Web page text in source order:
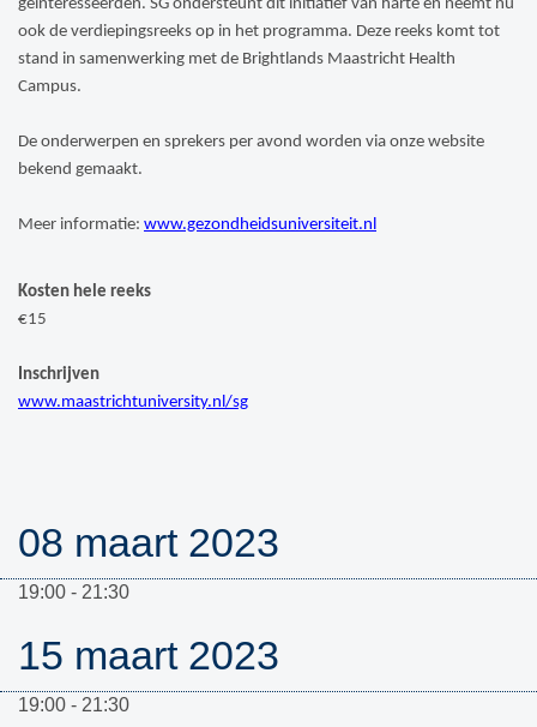
geïnteresseerden. SG ondersteunt dit initiatief van harte en neemt nu
ook de verdiepingsreeks op in het programma. Deze reeks komt tot
stand in samenwerking met de Brightlands Maastricht Health
Campus.
De onderwerpen en sprekers per avond worden via onze website
bekend gemaakt.
Meer informatie: www.gezondheidsuniversiteit.nl
Kosten hele reeks
€15
Inschrijven
www.maastrichtuniversity.nl/sg
08 maart 2023
19:00 - 21:30
15 maart 2023
19:00 - 21:30